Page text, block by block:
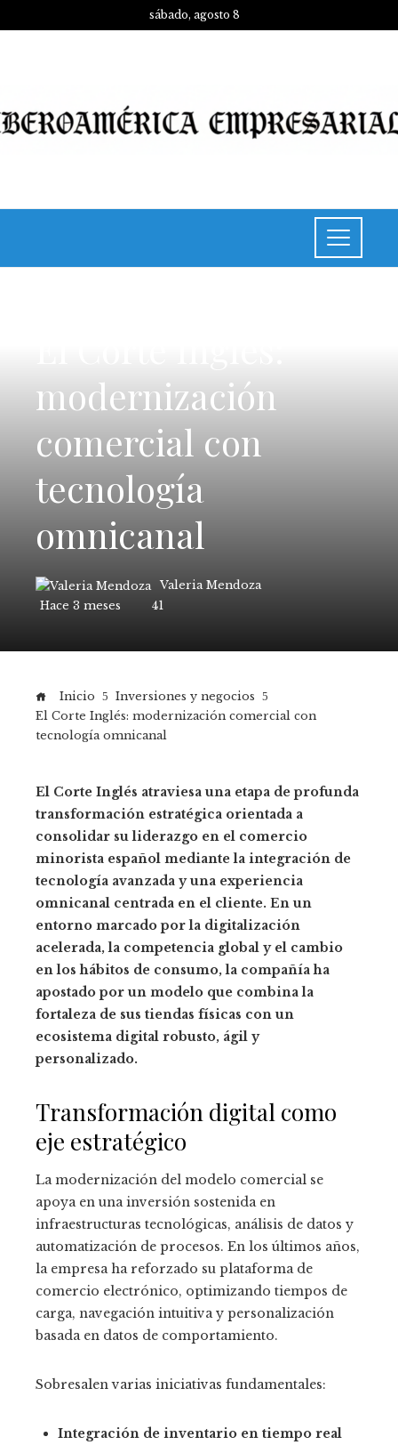
sábado, agosto 8
modernización
comercial con
tecnología
omnicanal
Valeria Mendoza
Hace 3 meses
41
Inicio
Inversiones y negocios
El Corte Inglés: modernización comercial con
tecnología omnicanal
El Corte Inglés atraviesa una etapa de profunda
transformación estratégica orientada a
consolidar su liderazgo en el comercio
minorista español mediante la integración de
tecnología avanzada y una experiencia
omnicanal centrada en el cliente. En un
entorno marcado por la digitalización
acelerada, la competencia global y el cambio
en los hábitos de consumo, la compañía ha
apostado por un modelo que combina la
fortaleza de sus tiendas físicas con un
ecosistema digital robusto, ágil y
personalizado.
Transformación digital como
eje estratégico
La modernización del modelo comercial se
apoya en una inversión sostenida en
infraestructuras tecnológicas, análisis de datos y
automatización de procesos. En los últimos años,
la empresa ha reforzado su plataforma de
comercio electrónico, optimizando tiempos de
carga, navegación intuitiva y personalización
basada en datos de comportamiento.
Sobresalen varias iniciativas fundamentales:
Integración de inventario en tiempo real